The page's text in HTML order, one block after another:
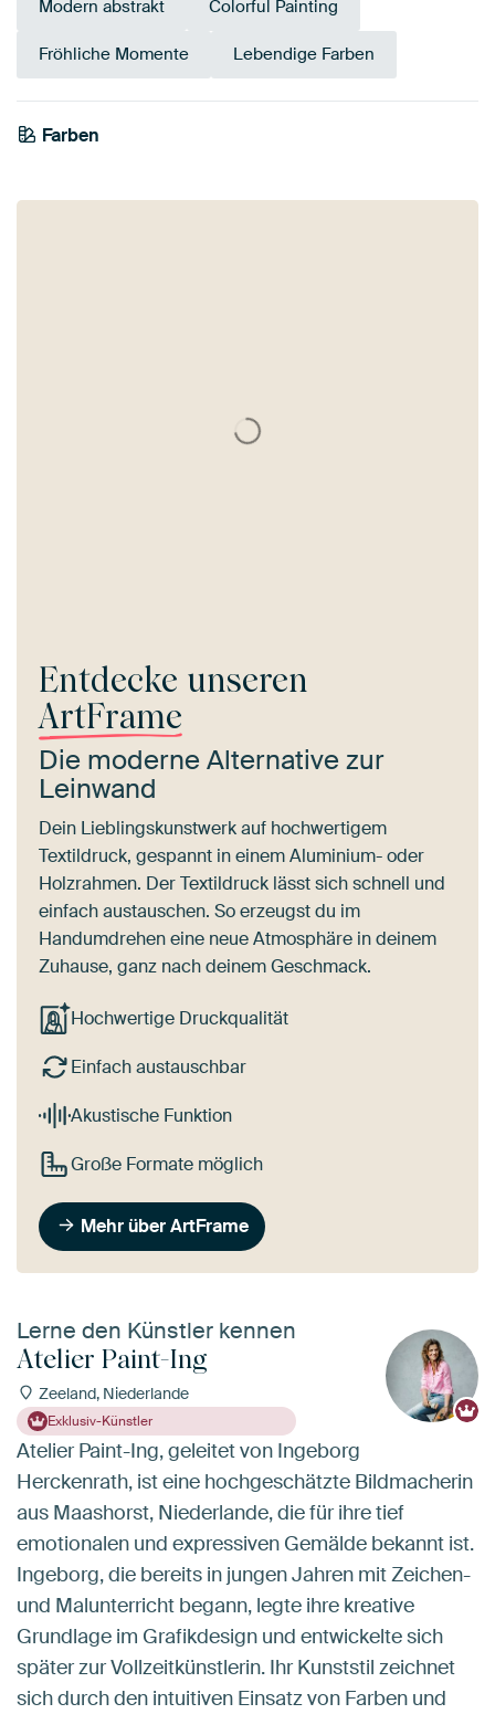
Modern abstrakt Colorful Painting
Fröhliche Momente Lebendige Farben
Farben
Mauve
Blau
Early Dew
Entdecke unseren
ArtFrame
Die moderne Alternative zur
Leinwand
Dein Lieblingskunstwerk auf hochwertigem
Textildruck, gespannt in einem Aluminium- oder
Holzrahmen. Der Textildruck lässt sich schnell und
einfach austauschen. So erzeugst du im
Handumdrehen eine neue Atmosphäre in deinem
Zuhause, ganz nach deinem Geschmack.
Hochwertige Druckqualität
Einfach austauschbar
Akustische Funktion
Große Formate möglich
Mehr über ArtFrame
Lerne den Künstler kennen
Atelier Paint-Ing
Zeeland, Niederlande
Exklusiv-Künstler
Atelier Paint-Ing, geleitet von Ingeborg
Herckenrath, ist eine hochgeschätzte Bildmacherin
aus Maashorst, Niederlande, die für ihre tief
emotionalen und expressiven Gemälde bekannt ist.
Ingeborg, die bereits in jungen Jahren mit Zeichen-
und Malunterricht begann, legte ihre kreative
Grundlage im Grafikdesign und entwickelte sich
später zur Vollzeitkünstlerin. Ihr Kunststil zeichnet
sich durch den intuitiven Einsatz von Farben und